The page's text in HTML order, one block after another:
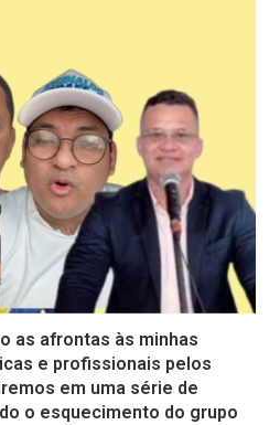
as afrontas às minhas
e profissionais pelos
em uma série de
o esquecimento do grupo